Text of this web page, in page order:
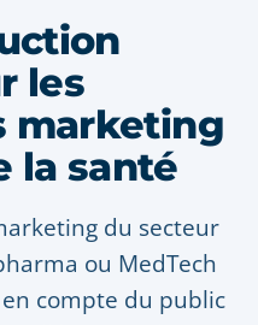
les
marketing
la santé
du secteur
ou MedTech
compte du public